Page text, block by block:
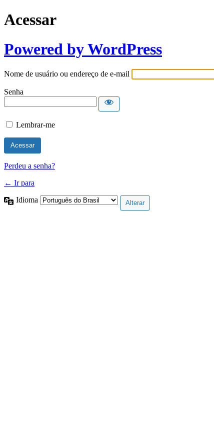
Acessar
Powered by WordPress
Nome de usuário ou endereço de e-mail
Senha
Lembrar-me
Perdeu a senha?
← Ir para
Idioma